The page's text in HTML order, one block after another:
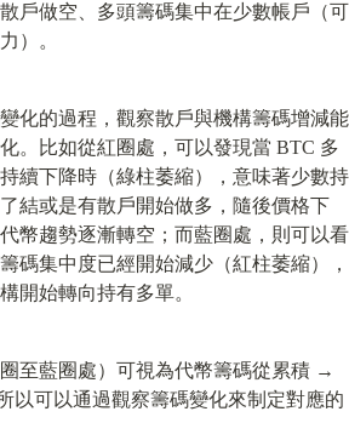
戶做空、多頭籌碼集中在少數帳戶（可
）。
化的過程，觀察散戶與機構籌碼增減能
。比如從紅圈處，可以發現當 BTC 多
續下降時（綠柱萎縮），意味著少數持
結或是有散戶開始做多，隨後價格下
幣趨勢逐漸轉空；而藍圈處，則可以看
碼集中度已經開始減少（紅柱萎縮），
開始轉向持有多單。
至藍圈處）可視為代幣籌碼從累積 →
以可以通過觀察籌碼變化來制定對應的